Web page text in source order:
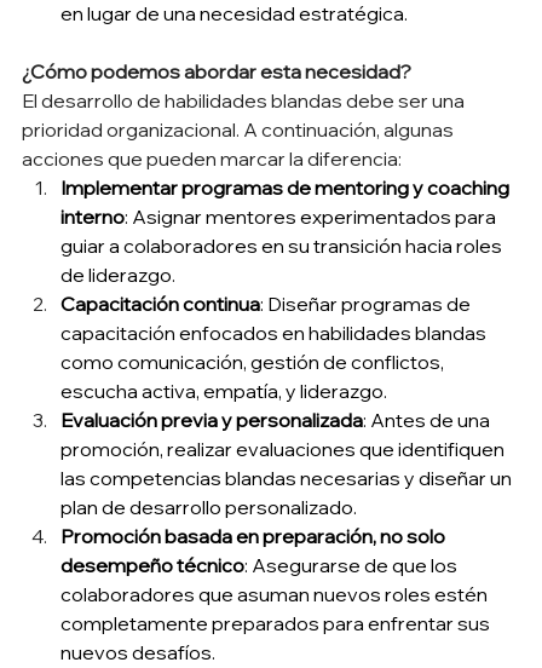
en lugar de una necesidad estratégica.
¿Cómo podemos abordar esta necesidad?
El desarrollo de habilidades blandas debe ser una
prioridad organizacional. A continuación, algunas
acciones que pueden marcar la diferencia:
Implementar programas de mentoring y coaching
interno: Asignar mentores experimentados para
guiar a colaboradores en su transición hacia roles
de liderazgo.
Capacitación continua: Diseñar programas de
capacitación enfocados en habilidades blandas
como comunicación, gestión de conflictos,
escucha activa, empatía, y liderazgo.
Evaluación previa y personalizada: Antes de una
promoción, realizar evaluaciones que identifiquen
las competencias blandas necesarias y diseñar un
plan de desarrollo personalizado.
Promoción basada en preparación, no solo
desempeño técnico: Asegurarse de que los
colaboradores que asuman nuevos roles estén
completamente preparados para enfrentar sus
nuevos desafíos.